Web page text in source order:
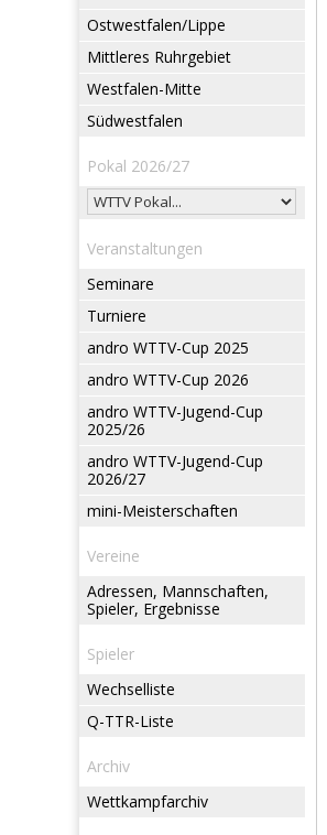
Ostwestfalen/Lippe
Mittleres Ruhrgebiet
Westfalen-Mitte
Südwestfalen
Pokal 2026/27
Veranstaltungen
Seminare
Turniere
andro WTTV-Cup 2025
andro WTTV-Cup 2026
andro WTTV-Jugend-Cup
2025/26
andro WTTV-Jugend-Cup
2026/27
mini-Meisterschaften
Vereine
Adressen, Mannschaften,
Spieler, Ergebnisse
Spieler
Wechselliste
Q-TTR-Liste
Archiv
Wettkampfarchiv